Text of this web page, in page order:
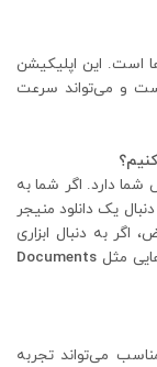
است. این اپلیکیشن
و می‌تواند سرعت
شما دارد. اگر شما به
یک دانلود منیجر
اگر به دنبال ابزاری
مثل Documents
می‌تواند تجربه